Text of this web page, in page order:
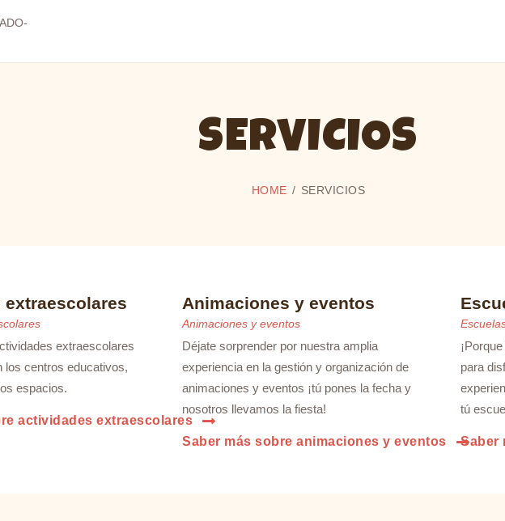
SERVICIOS
HOME SERVICIOS
SERVICIOS
ANIMACIÓN
extraescolares
los centros educativos,
espacios.
actividades extraescolares
Animaciones y eventos
Animaciones y eventos
Déjate sorprender por nuestra amplia
experiencia en la gestión y organización de
animaciones y eventos ¡tú pones la fecha y
nosotros llevamos la fiesta!
Saber más sobre animaciones y eventos
para
tú
Saber